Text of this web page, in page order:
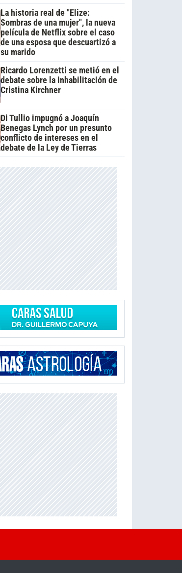
La historia real de "Elize:
Sombras de una mujer", la nueva
película de Netflix sobre el caso
de una esposa que descuartizó a
su marido
Ricardo Lorenzetti se metió en el
debate sobre la inhabilitación de
Cristina Kirchner
Di Tullio impugnó a Joaquín
Benegas Lynch por un presunto
conflicto de intereses en el
debate de la Ley de Tierras